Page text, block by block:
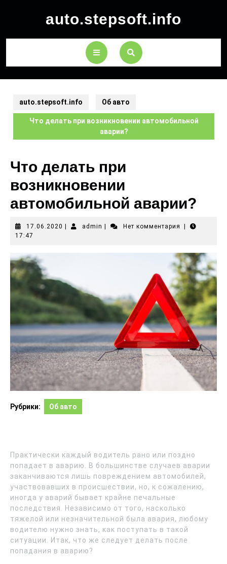
auto.stepsoft.info
auto.stepsoft.info Об авто
Что делать при возникновении автомобильной
аварии?
Что делать при
возникновении
автомобильной аварии?
17.06.2020 admin Нет комментария
17:47
Рубрики: Об авто
Практически каждый водитель рано или поздно
попадает в аварию. В большинстве случаев аварии
заканчиваются лишь повреждением автомобилей,
участвовавших в происшествии, но, к сожалению,
иногда у аварий бывает крайне печальные
последствия. Независимо от того, насколько
тяжелой или незначительной была авария, любому
водителю нужно знать, как поступать в такой
ситуации. Итак, что же следует делать после
попадания в аварию?